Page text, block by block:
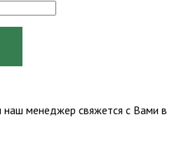
наш менеджер свяжется с Вами в